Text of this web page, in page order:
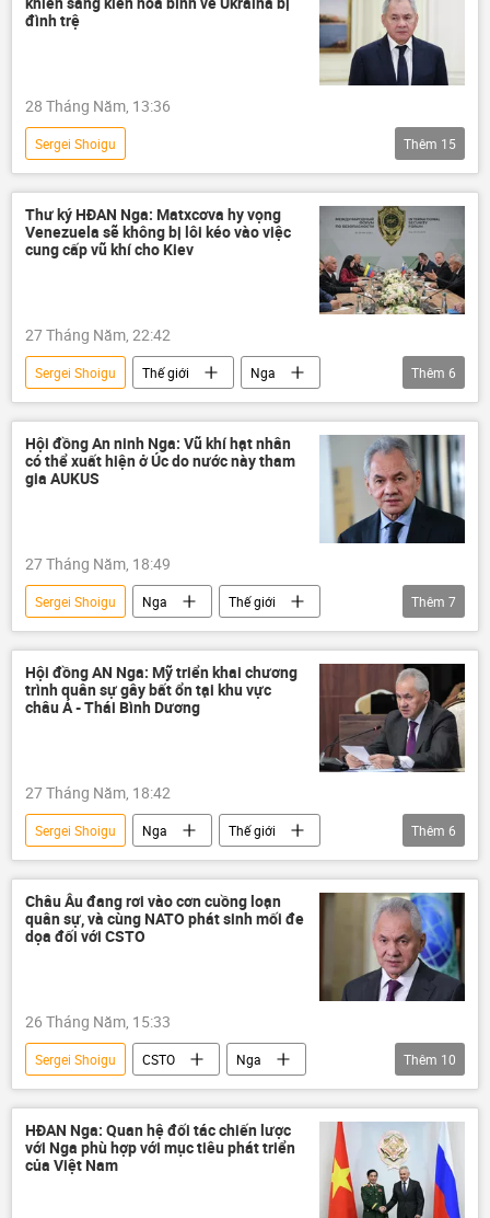
Chiến dịch quân sự đặc biệt tại Ukraina
đình trệ
28 Tháng Năm, 13:36
Sergei Shoigu
Chiến dịch quân sự đặc biệt tại Ukraina
Nga
GDP
ngân sách
Hoa Kỳ
thương mại
Ukraina
xung đột
chiến tranh
phương Tây
Thế giới
Thêm 15
Thư ký HĐAN Nga: Matxcơva hy vọng
Venezuela sẽ không bị lôi kéo vào việc
cung cấp vũ khí cho Kiev
27 Tháng Năm, 22:42
Sergei Shoigu Thế giới
Nga
Venezuela
Hoa Kỳ
Nicolas Maduro
Hội đồng An ninh Nga
an ninh quốc phòng
Kiev
Thêm 6
Hội đồng An ninh Nga: Vũ khí hạt nhân
có thể xuất hiện ở Úc do nước này tham
gia AUKUS
27 Tháng Năm, 18:49
Sergei Shoigu Nga
Thế giới
AUKUS
Thái Bình Dương
Á-Thái Bình Dương
Châu Á
Nhật Bản
Hàn Quốc
Thêm 7
Hội đồng AN Nga: Mỹ triển khai chương
trình quân sự gây bất ổn tại khu vực
châu Á - Thái Bình Dương
27 Tháng Năm, 18:42
Sergei Shoigu Nga
Thế giới
Thái Bình Dương
Châu Á
Đông Nam Á
tên lửa
Hội đồng An ninh Nga
ASEAN
Thêm 6
Châu Âu đang rơi vào cơn cuồng loạn
quân sự, và cùng NATO phát sinh mối đe
dọa đối với CSTO
26 Tháng Năm, 15:33
Sergei Shoigu CSTO
Nga
NATO
Châu Âu
phương Tây
Chính sách
GDP
Quân sự
tên lửa Sarmat
Armenia
Thêm 10
HĐAN Nga: Quan hệ đối tác chiến lược
với Nga phù hợp với mục tiêu phát triển
của Việt Nam